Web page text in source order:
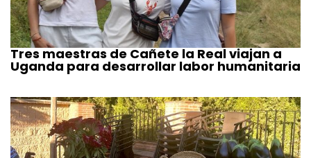
Tres maestras de Cañete la Real viajan a
Uganda para desarrollar labor humanitaria